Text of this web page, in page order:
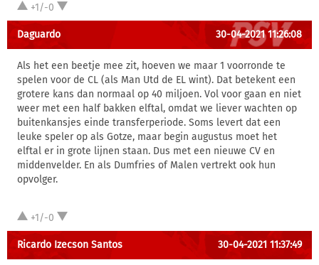
+1/-0
Daguardo 30-04-2021 11:26:08
Als het een beetje mee zit, hoeven we maar 1 voorronde te
spelen voor de CL (als Man Utd de EL wint). Dat betekent een
grotere kans dan normaal op 40 miljoen. Vol voor gaan en niet
weer met een half bakken elftal, omdat we liever wachten op
buitenkansjes einde transferperiode. Soms levert dat een
leuke speler op als Gotze, maar begin augustus moet het
elftal er in grote lijnen staan. Dus met een nieuwe CV en
middenvelder. En als Dumfries of Malen vertrekt ook hun
opvolger.
+1/-0
Ricardo Izecson Santos 30-04-2021 11:37:49